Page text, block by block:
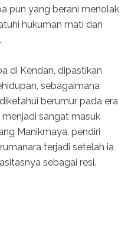
pun yang berani menolak
hukuman mati dan
di Kendan, dipastikan
sebagaimana
berumur pada era
sangat masuk
Manikmaya, pendiri
terjadi setelah ia
sebagai resi.